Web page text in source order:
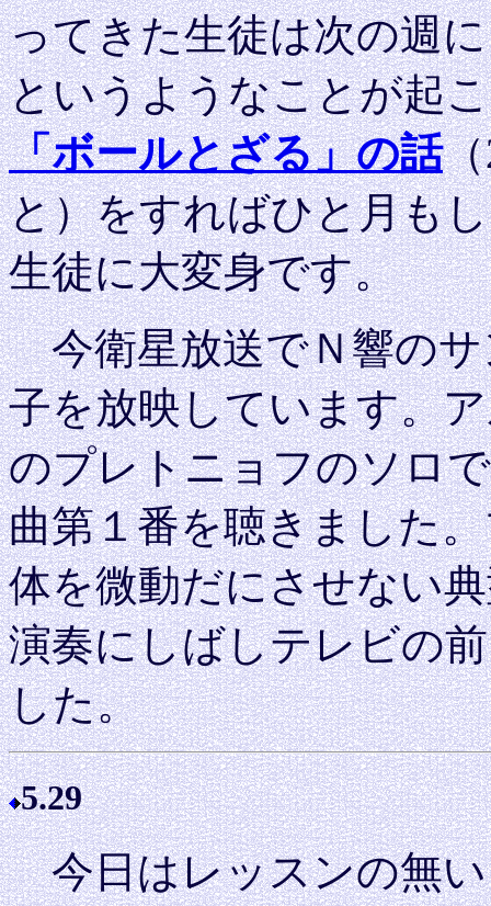
ってきた生徒は次の週
というようなことが起
「ボールとざる」の話
と）をすればひと月も
生徒に大変身です。
今衛星放送でＮ響のサ
子を放映しています。
のプレトニョフのソロ
曲第１番を聴きました
体を微動だにさせない
演奏にしばしテレビの
した。
5.29
今日はレッスンの無い